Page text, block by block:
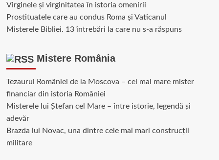
Virginele şi virginitatea în istoria omenirii
Prostituatele care au condus Roma și Vaticanul
Misterele Bibliei. 13 întrebări la care nu s-a răspuns
Mistere România
Tezaurul României de la Moscova – cel mai mare mister
financiar din istoria României
Misterele lui Ștefan cel Mare – între istorie, legendă și
adevăr
Brazda lui Novac, una dintre cele mai mari construcții
militare